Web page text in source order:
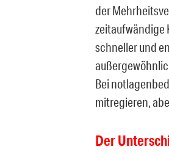
der
zeitaufwändige
schneller und
Bei
mitregieren,
Der